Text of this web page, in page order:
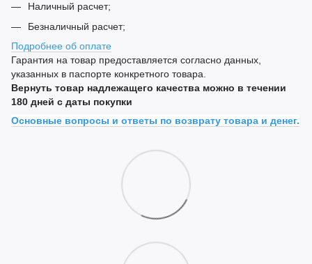
Наличный расчет;
Безналичный расчет;
Подробнее об оплате
Гарантия на товар предоставляется согласно данных,
указанных в паспорте конкретного товара.
Вернуть товар надлежащего качества можно в течении
180 дней с даты покупки
Основные вопросы и ответы по возврату товара и денег.